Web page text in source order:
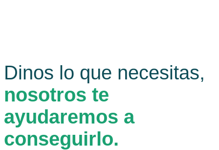
Dinos lo que necesitas,
nosotros te
ayudaremos a
conseguirlo.